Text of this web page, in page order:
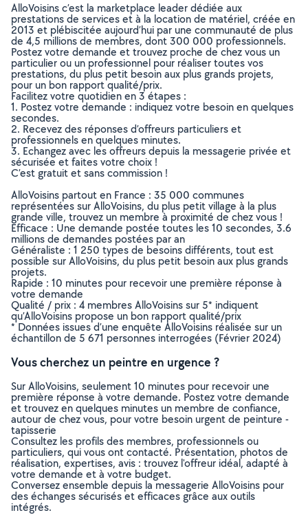
AlloVoisins c’est la marketplace leader dédiée aux
prestations de services et à la location de matériel, créée en
2013 et plébiscitée aujourd’hui par une communauté de plus
de 4,5 millions de membres, dont 300 000 professionnels.
Postez votre demande et trouvez proche de chez vous un
particulier ou un professionnel pour réaliser toutes vos
prestations, du plus petit besoin aux plus grands projets,
pour un bon rapport qualité/prix.
Facilitez votre quotidien en 3 étapes :
1. Postez votre demande : indiquez votre besoin en quelques
secondes.
2. Recevez des réponses d’offreurs particuliers et
professionnels en quelques minutes.
3. Echangez avec les offreurs depuis la messagerie privée et
sécurisée et faites votre choix !
C’est gratuit et sans commission !
AlloVoisins partout en France : 35 000 communes
représentées sur AlloVoisins, du plus petit village à la plus
grande ville, trouvez un membre à proximité de chez vous !
Efficace : Une demande postée toutes les 10 secondes, 3.6
millions de demandes postées par an
Généraliste : 1 250 types de besoins différents, tout est
possible sur AlloVoisins, du plus petit besoin aux plus grands
projets.
Rapide : 10 minutes pour recevoir une première réponse à
votre demande
Qualité / prix : 4 membres AlloVoisins sur 5* indiquent
qu’AlloVoisins propose un bon rapport qualité/prix
* Données issues d’une enquête AlloVoisins réalisée sur un
échantillon de 5 671 personnes interrogées (Février 2024)
Vous cherchez un peintre en urgence ?
Sur AlloVoisins, seulement 10 minutes pour recevoir une
première réponse à votre demande. Postez votre demande
et trouvez en quelques minutes un membre de confiance,
autour de chez vous, pour votre besoin urgent de peinture -
tapisserie
Consultez les profils des membres, professionnels ou
particuliers, qui vous ont contacté. Présentation, photos de
réalisation, expertises, avis : trouvez l'offreur idéal, adapté à
votre demande et à votre budget.
Conversez ensemble depuis la messagerie AlloVoisins pour
des échanges sécurisés et efficaces grâce aux outils
intégrés.